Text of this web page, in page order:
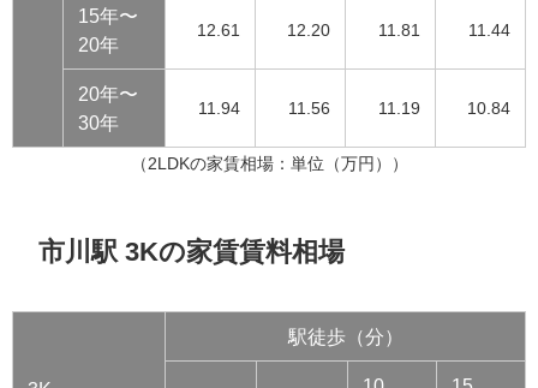
15年〜
20年
12.61 12.20 11.81 11.44
20年〜
30年
11.94 11.56 11.19 10.84
（2LDKの家賃相場：単位（万円））
市川駅 3Kの家賃賃料相場
駅徒歩（分）